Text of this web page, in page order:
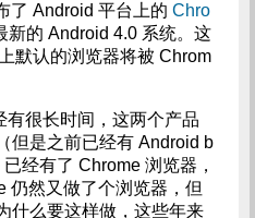
了 Android 平台上的 Chro
新的 Android 4.0 系统。这
默认的浏览器将被 Chrom
很长时间，这两个产品
但是之前已经有 Android b
经有了 Chrome 浏览器，
仍然又做了个浏览器，但
什么要这样做，这些年来